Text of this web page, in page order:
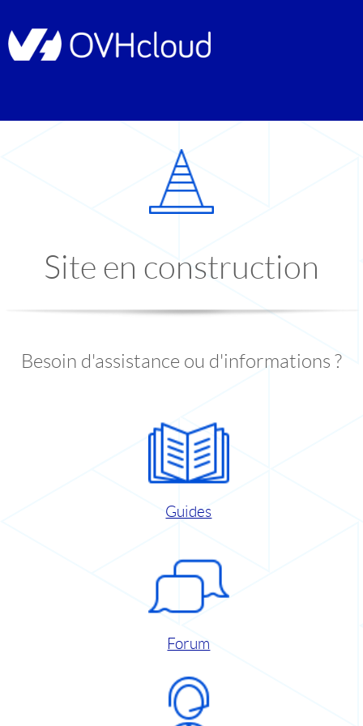
Site en construction
Besoin d'assistance ou d'informations ?
Guides
Forum